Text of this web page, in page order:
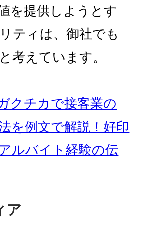
を提供しようとす
ティは、御社でも
考えています。
クチカで接客業の
を例文で解説！好印
ルバイト経験の伝
ア